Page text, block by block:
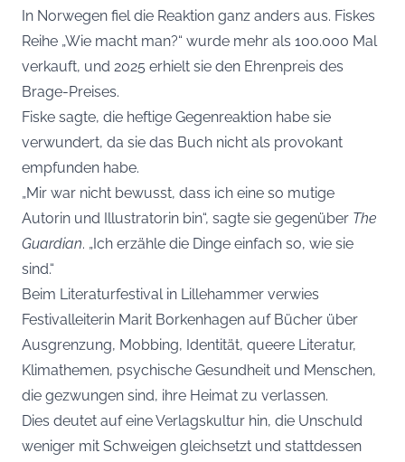
In Norwegen fiel die Reaktion ganz anders aus. Fiskes
Reihe „Wie macht man?“ wurde mehr als 100.000 Mal
verkauft, und 2025 erhielt sie den Ehrenpreis des
Brage-Preises.
Fiske sagte, die heftige Gegenreaktion habe sie
verwundert, da sie das Buch nicht als provokant
empfunden habe.
„Mir war nicht bewusst, dass ich eine so mutige
Autorin und Illustratorin bin“, sagte sie gegenüber The
Guardian. „Ich erzähle die Dinge einfach so, wie sie
sind.“
Beim Literaturfestival in Lillehammer verwies
Festivalleiterin Marit Borkenhagen auf Bücher über
Ausgrenzung, Mobbing, Identität, queere Literatur,
Klimathemen, psychische Gesundheit und Menschen,
die gezwungen sind, ihre Heimat zu verlassen.
Dies deutet auf eine Verlagskultur hin, die Unschuld
weniger mit Schweigen gleichsetzt und stattdessen